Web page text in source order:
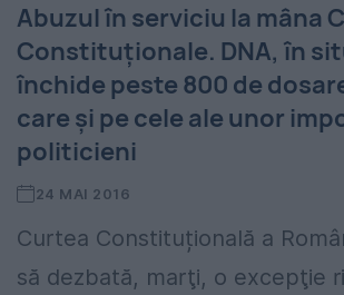
Abuzul în serviciu la mâna
Constituţionale. DNA, în
închide peste 800 de
care şi pe cele ale unor
politicieni
24 MAI 2016
Curtea Constituțională a
să dezbată, marţi, o excepţie